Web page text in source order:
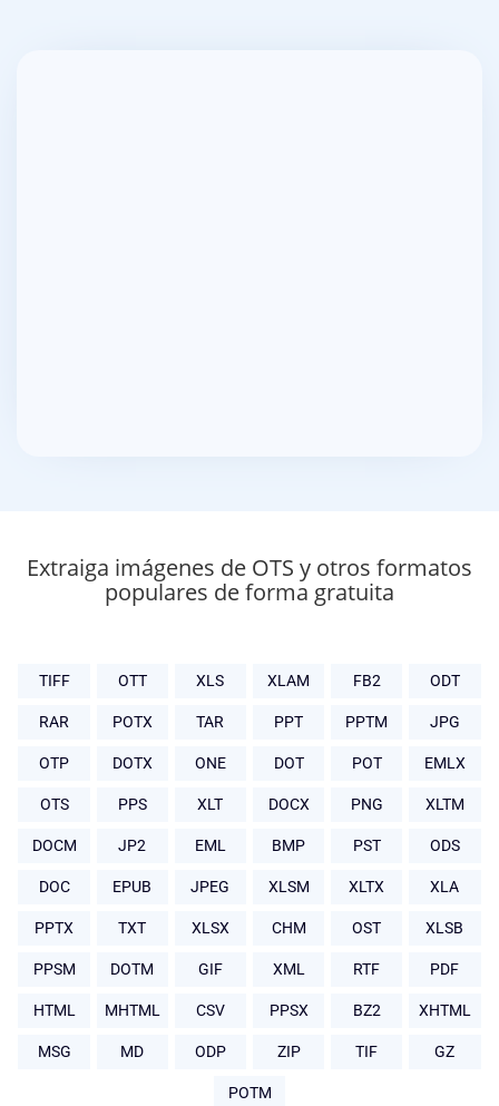
Extraiga imágenes de OTS y otros formatos
populares de forma gratuita
TIFF OTT XLS XLAM FB2 ODT
RAR POTX TAR PPT PPTM JPG
OTP DOTX ONE DOT POT EMLX
OTS PPS XLT DOCX PNG XLTM
DOCM JP2 EML BMP PST ODS
DOC EPUB JPEG XLSM XLTX XLA
PPTX TXT XLSX CHM OST XLSB
PPSM DOTM GIF XML RTF PDF
HTML MHTML CSV PPSX BZ2 XHTML
MSG MD ODP ZIP TIF GZ
POTM